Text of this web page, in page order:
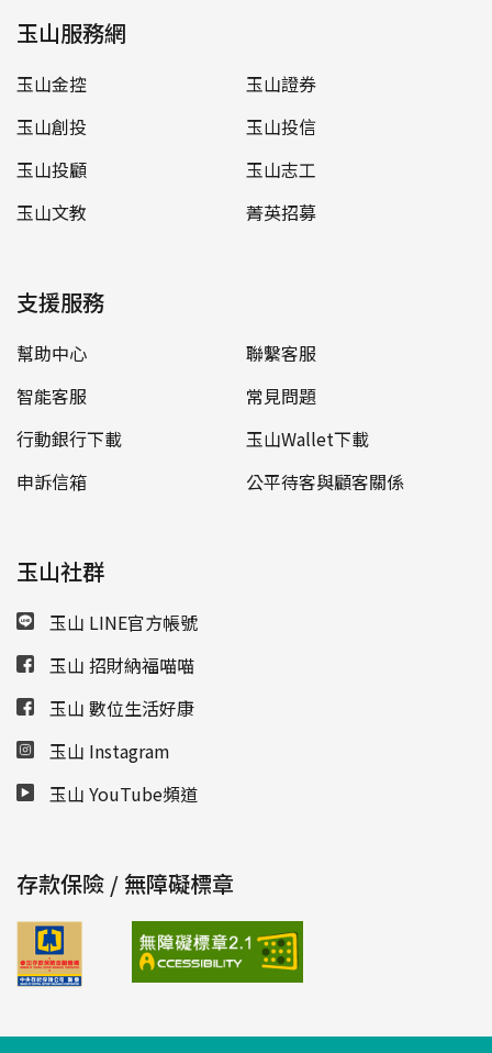
玉山服務網
玉山金控
玉山證券
玉山創投
玉山投信
玉山投顧
玉山志工
玉山文教
菁英招募
支援服務
幫助中心
聯繫客服
智能客服
常見問題
行動銀行下載
玉山Wallet下載
申訴信箱
公平待客與顧客關係
玉山社群
玉山 LINE官方帳號
玉山 招財納福喵喵
玉山 數位生活好康
玉山 Instagram
玉山 YouTube頻道
存款保險 / 無障礙標章